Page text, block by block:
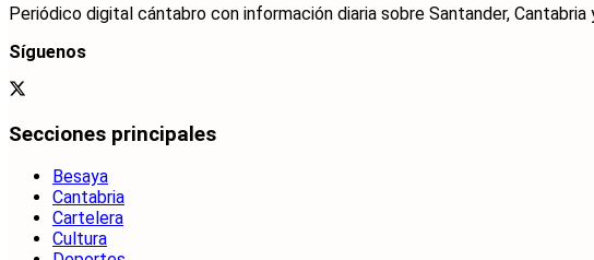
Periódico digital cántabro con información diaria sobre Santander,
Síguenos
Secciones principales
Besaya
Cantabria
Cartelera
Cultura